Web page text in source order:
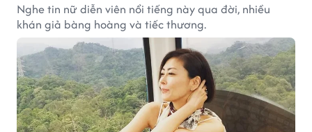
Nghe tin nữ diễn viên nổi tiếng này qua đời, nhiều
khán giả bàng hoàng và tiếc thương.